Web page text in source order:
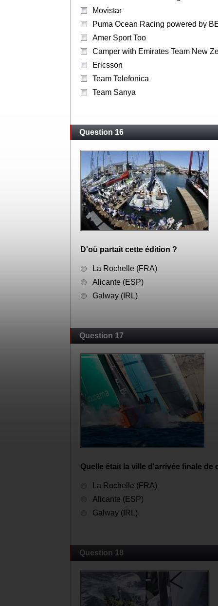
Movistar
Puma Ocean Racing powered by
Amer Sport Too
Camper with Emirates Team New
Ericsson
Team Telefonica
Team Sanya
Question 16
D'où partait cette édition ?
La Rochelle (FRA)
Alicante (ESP)
Galway (IRL)
Question 17
Quelle était la ville d'arrivée finale de
La Rochelle (FRA)
Alicante (ESP)
Galway (IRL)
Question 18